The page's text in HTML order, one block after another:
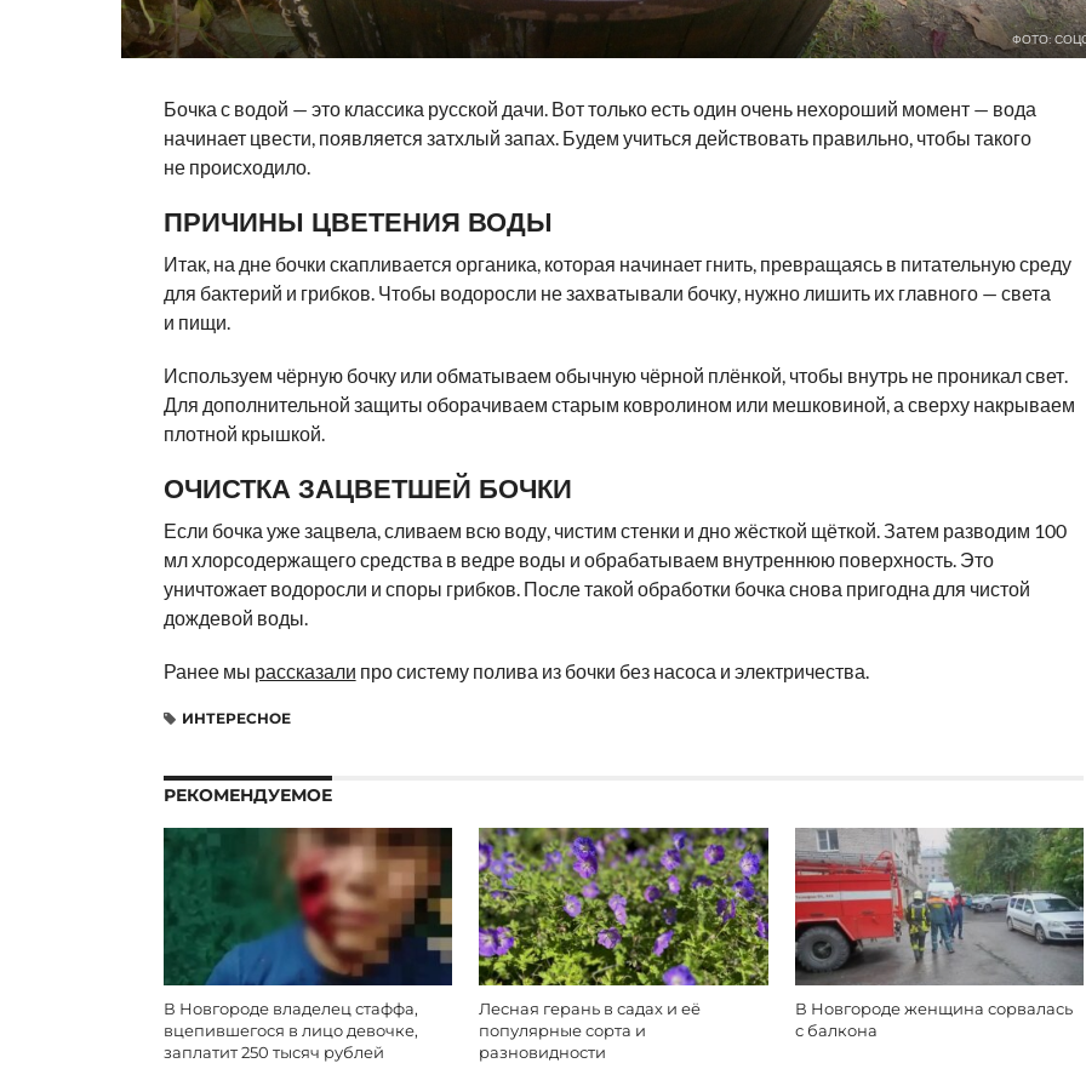
ФОТО:
Бочка с водой — это классика русской дачи. Вот только есть один очень нехороший момент — вода
начинает цвести, появляется затхлый запах. Будем учиться действовать правильно, чтобы такого
не происходило.
ПРИЧИНЫ ЦВЕТЕНИЯ ВОДЫ
Итак, на дне бочки скапливается органика, которая начинает гнить, превращаясь в питательную среду
для бактерий и грибков. Чтобы водоросли не захватывали бочку, нужно лишить их главного — света
и пищи.
Используем чёрную бочку или обматываем обычную чёрной плёнкой, чтобы внутрь не проникал свет.
Для дополнительной защиты оборачиваем старым ковролином или мешковиной, а сверху накрываем
плотной крышкой.
ОЧИСТКА ЗАЦВЕТШЕЙ БОЧКИ
Если бочка уже зацвела, сливаем всю воду, чистим стенки и дно жёсткой щёткой. Затем разводим 100
мл хлорсодержащего средства в ведре воды и обрабатываем внутреннюю поверхность. Это
уничтожает водоросли и споры грибков. После такой обработки бочка снова пригодна для чистой
дождевой воды.
Ранее мы рассказали про систему полива из бочки без насоса и электричества.
ИНТЕРЕСНОЕ
РЕКОМЕНДУЕМОЕ
В Новгороде владелец стаффа,
вцепившегося в лицо девочке,
заплатит 250 тысяч рублей
Лесная герань в садах и её
популярные сорта и
разновидности
В Новгороде женщина сорвалась
с балкона